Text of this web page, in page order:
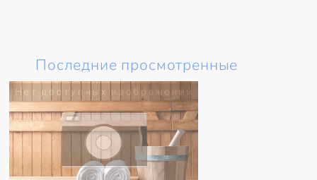
Последние просмотренные